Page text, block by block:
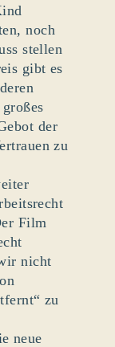
noch
stellen
gibt es
der
zu
Film
nicht
zu
neue